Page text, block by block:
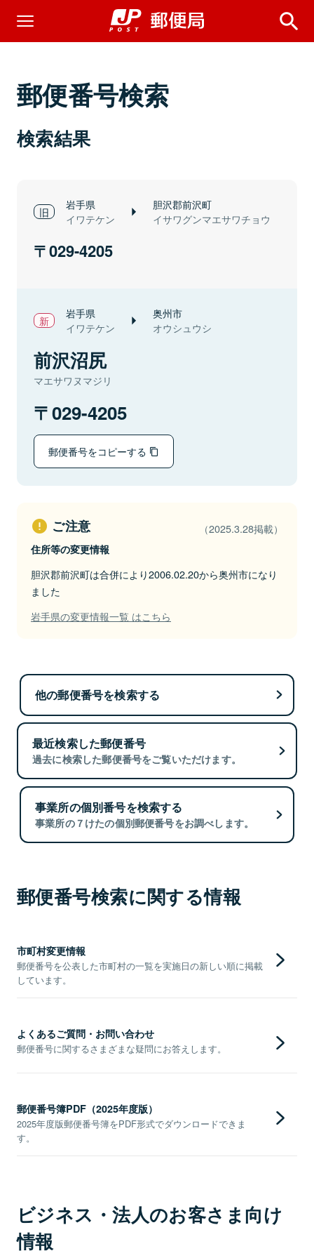
郵便番号検索
検索結果
岩手県
イワテケン
胆沢郡前沢町
イサワグンマエサワチョウ
029-4205
岩手県
イワテケン
奥州市
オウシュウシ
前沢沼尻
マエサワヌマジリ
029-4205
郵便番号をコピーする
ご注意 （2025.3.28掲載）
住所等の変更情報
胆沢郡前沢町は合併により2006.02.20から奥州市になり
ました
岩手県の変更情報一覧 はこちら
他の郵便番号を検索する
最近検索した郵便番号
過去に検索した郵便番号をご覧いただけます。
事業所の個別番号を検索する
事業所の７けたの個別郵便番号をお調べします。
郵便番号検索に関する情報
市町村変更情報
郵便番号を公表した市町村の一覧を実施日の新しい順に掲載
しています。
よくあるご質問・お問い合わせ
郵便番号に関するさまざまな疑問にお答えします。
郵便番号簿PDF（2025年度版）
2025年度版郵便番号簿をPDF形式でダウンロードできま
す。
ビジネス・法人のお客さま向け
情報